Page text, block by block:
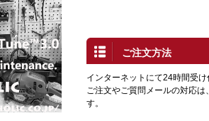
ご注文方法
インターネットにて24時間受
ご注文やご質問メールの対応
す。